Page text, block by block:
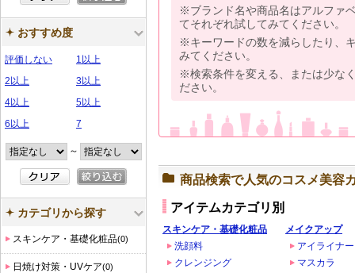
※ブランド名や商品名はアルファ
てそれぞれ試してみてください。
※キーワードの数を減らしたり、
みてください。
※検索条件を変える、または少な
ださい。
商品検索で人気のコスメ美容
アイテムカテゴリ別
スキンケア・基礎化粧品
洗顔料
クレンジング
メイクアップ
アイライナー
マスカラ
おすすめ度
評価しない
1以上
2以上
3以上
4以上
5以上
6以上
7
～
カテゴリから探す
スキンケア・基礎化粧品(0)
日焼け対策・UVケア(0)